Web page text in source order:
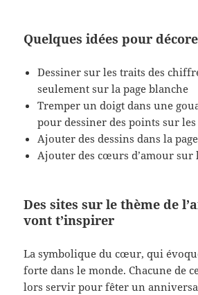
Quelques idées pour
Dessiner sur les traits des
seulement sur la page blanche
Tremper un doigt dans une
pour dessiner des points sur
Ajouter des dessins dans la page
Ajouter des cœurs d’amour sur
Des sites sur le thème de
vont t’inspirer
La symbolique du cœur, qui
forte dans le monde. Chacune de
lors servir pour fêter un